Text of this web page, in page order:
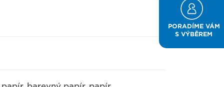
PORADÍME VÁM
S VÝBĚREM